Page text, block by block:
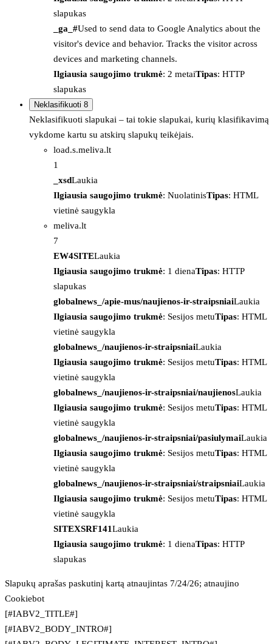
slapukas
_ga_#Used to send data to Google Analytics about the
visitor's device and behavior. Tracks the visitor across
devices and marketing channels.
Ilgiausia saugojimo trukmė: 2 metaiTipas: HTTP
slapukas
Neklasifikuoti 8
Neklasifikuoti slapukai – tai tokie slapukai, kurių klasifikavimą
vykdome kartu su atskirų slapukų teikėjais.
load.s.meliva.lt
1
_xsdLaukia
Ilgiausia saugojimo trukmė: NuolatinisTipas: HTML
vietinė saugykla
meliva.lt
7
EW4SITELaukia
Ilgiausia saugojimo trukmė: 1 dienaTipas: HTTP
slapukas
globalnews_/apie-mus/naujienos-ir-straipsniaiLaukia
Ilgiausia saugojimo trukmė: Sesijos metuTipas: HTML
vietinė saugykla
globalnews_/naujienos-ir-straipsniaiLaukia
Ilgiausia saugojimo trukmė: Sesijos metuTipas: HTML
vietinė saugykla
globalnews_/naujienos-ir-straipsniai/naujienosLaukia
Ilgiausia saugojimo trukmė: Sesijos metuTipas: HTML
vietinė saugykla
globalnews_/naujienos-ir-straipsniai/pasiulymaiLaukia
Ilgiausia saugojimo trukmė: Sesijos metuTipas: HTML
vietinė saugykla
globalnews_/naujienos-ir-straipsniai/straipsniaiLaukia
Ilgiausia saugojimo trukmė: Sesijos metuTipas: HTML
vietinė saugykla
SITEXSRF141Laukia
Ilgiausia saugojimo trukmė: 1 dienaTipas: HTTP
slapukas
Slapukų aprašas paskutinį kartą atnaujintas 7/24/26; atnaujino
Cookiebot
[#IABV2_TITLE#]
[#IABV2_BODY_INTRO#]